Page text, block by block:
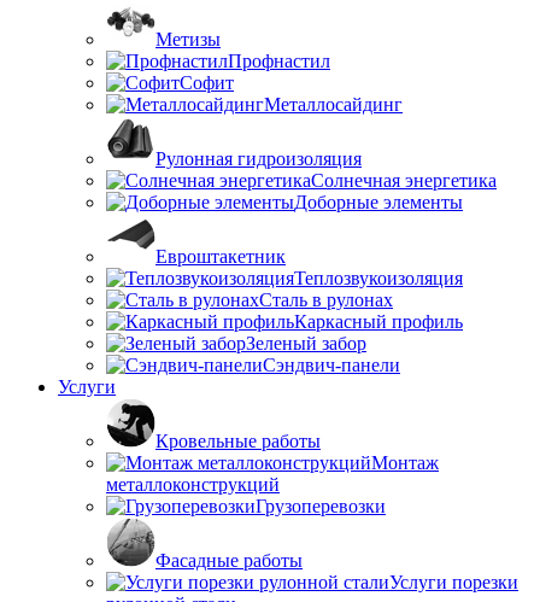
Метизы
Профнастил
Софит
Металлосайдинг
Рулонная гидроизоляция
Солнечная энергетика
Доборные элементы
Евроштакетник
Теплозвукоизоляция
Сталь в рулонах
Каркасный профиль
Зеленый забор
Сэндвич-панели
Услуги
Кровельные работы
Монтаж
металлоконструкций
Грузоперевозки
Фасадные работы
Услуги порезки